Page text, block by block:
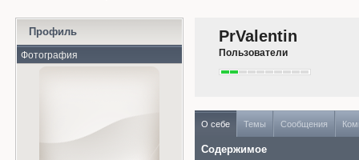
Профиль
Фотография
PrValentin
Пользователи
О себе Темы Сообщения
Содержимое